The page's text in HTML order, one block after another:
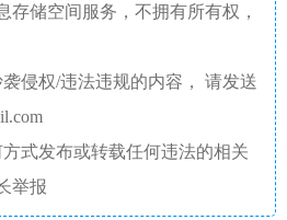
存储空间服务，不拥有所有权，
侵权/违法违规的内容， 请发送
式发布或转载任何违法的相关
举报